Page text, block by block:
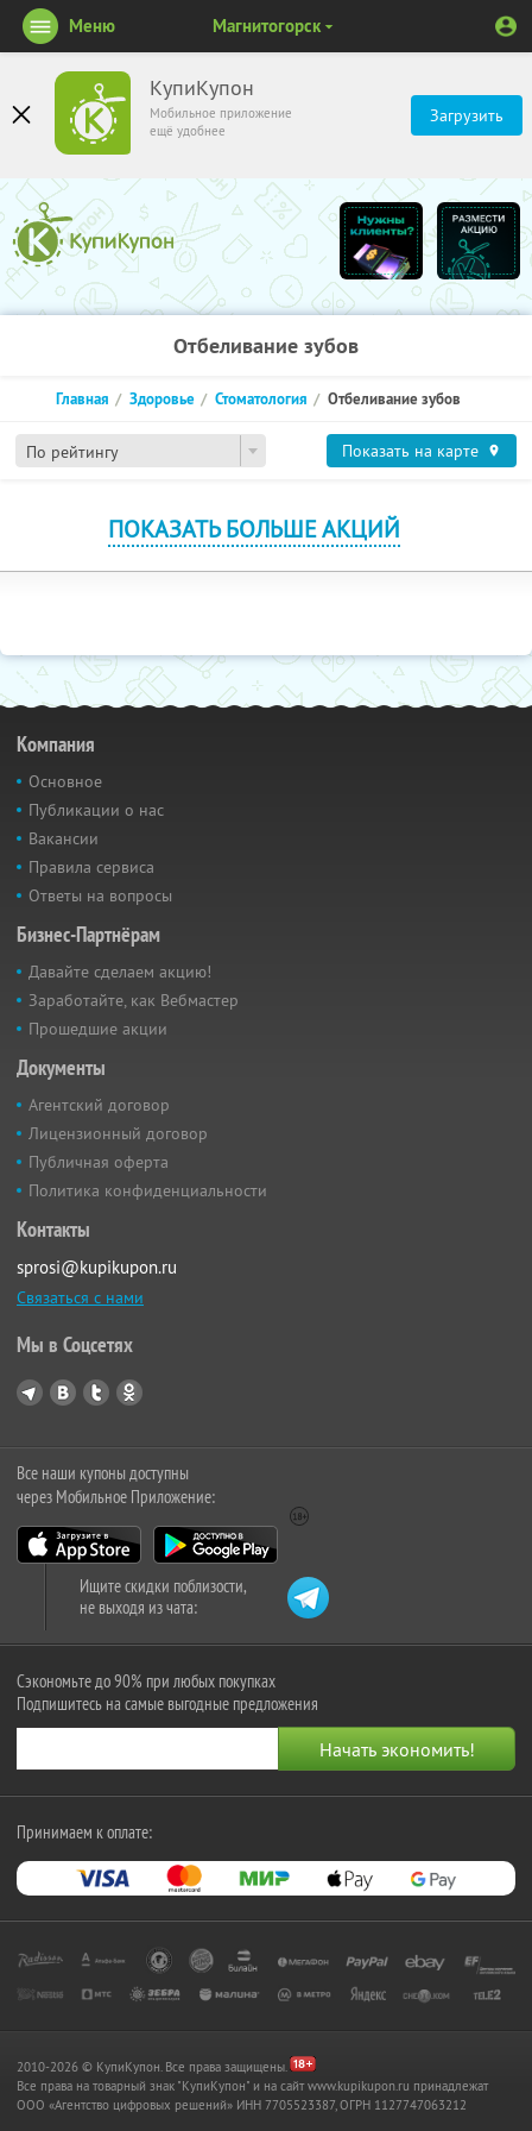
КупиКупон
Мобильное приложение
ещё удобнее
Загрузить
Меню Магнитогорск
Отбеливание зубов
По рейтингу
Главная Здоровье Стоматология Отбеливание зубов
Показать на карте
ПОКАЗАТЬ БОЛЬШЕ АКЦИЙ
Компания
Основное
Публикации о нас
Вакансии
Правила сервиса
Ответы на вопросы
Бизнес-Партнёрам
Давайте сделаем акцию!
Заработайте, как Вебмастер
Прошедшие акции
Документы
Агентский договор
Лицензионный договор
Публичная оферта
Политика конфиденциальности
Контакты
sprosi@kupikupon.ru
Связаться с нами
Мы в Соцсетях
Все наши купоны доступны
через Мобильное Приложение:
Ищите скидки поблизости,
не выходя из чата:
Сэкономьте до 90% при любых покупках
Подпишитесь на самые выгодные предложения
Принимаем к оплате:
2010-2026 © КупиКупон. Все права защищены.
Все права на товарный знак "КупиКупон" и на сайт www.kupikupon.ru принадлежат
OOO «Агентство цифровых решений» ИНН 7705523387, ОГРН 1127747063212